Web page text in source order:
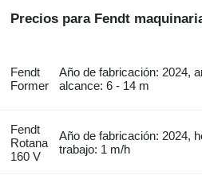
Precios para Fendt
Fendt
Former
Año de fabricación: 2024,
alcance: 6 - 14 m
Fendt
Rotana
160 V
Año de fabricación: 2024,
trabajo: 1 m/h